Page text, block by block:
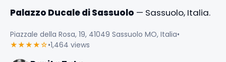
Palazzo Ducale di Sassuolo — Sassuolo, Italia.
Piazzale della Rosa, 19, 41049 Sassuolo MO, Italia•
★★★★☆•1,464 views